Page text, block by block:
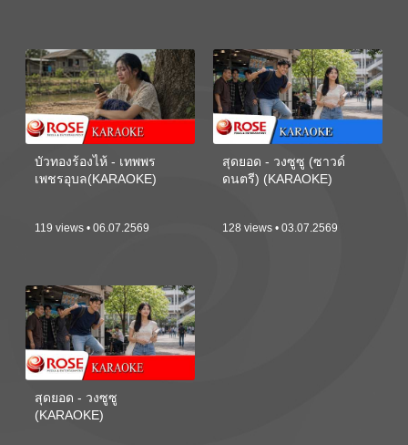
บัวทองร้องไห้ - เทพพร
เพชรอุบล(KARAOKE)
119 views • 06.07.2569
สุดยอด - วงซูซู (ซาวด์
ดนตรี) (KARAOKE)
128 views • 03.07.2569
สุดยอด - วงซูซู
(KARAOKE)